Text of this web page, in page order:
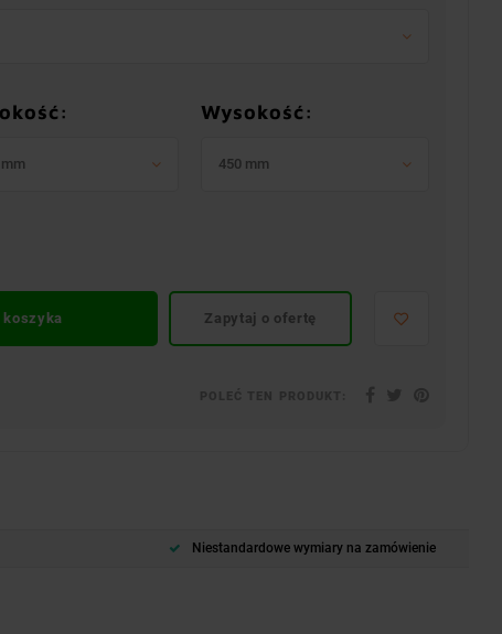
Wysokość:
450 mm
koszyka Zapytaj o ofertę
Niestandardowe wymiary na zamówienie